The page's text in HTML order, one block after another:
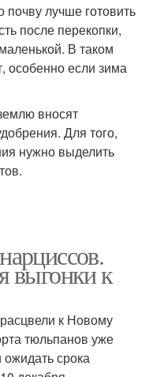
почву лучше готовить
после перекопки,
В таком
особенно если зима
вносят
Для того,
нужно выделить
выгонки к
к Новому
тюльпанов уже
срока